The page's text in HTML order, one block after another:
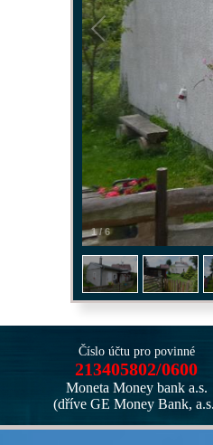
1/6
Číslo účtu pro povinné
213405802/0600
Moneta Money bank a.s.
(dříve GE Money Bank,